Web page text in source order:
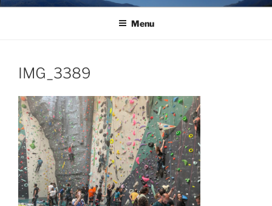
Menu
IMG_3389